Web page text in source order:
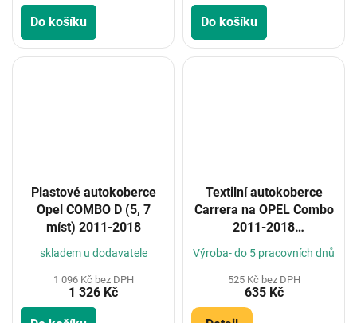
Do košíku Do košíku
Plastové autokoberce
Opel COMBO D (5, 7
míst) 2011-2018
skladem u dodavatele
1 096 Kč bez DPH
1 326 Kč
Textilní autokoberce
Carrera na OPEL Combo
2011-2018
(Konfigurátor)
Výroba- do 5 pracovních dnů
525 Kč bez DPH
635 Kč